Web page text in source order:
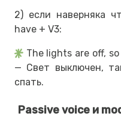
2) если наверняка
have + V3:
The lights are off,
— Свет выключен,
спать.
Passive voice и